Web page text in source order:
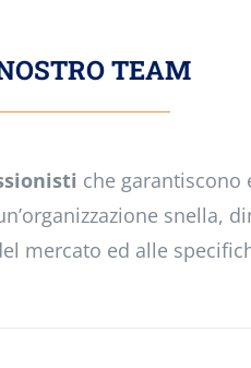
TEAM
che garantiscono
snella,
mercato ed alle